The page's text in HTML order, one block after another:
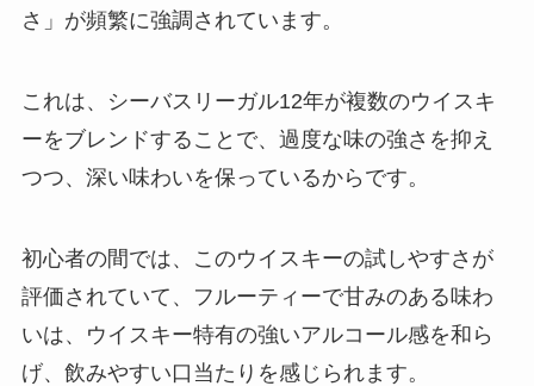
さ」が頻繁に強調されています。
これは、シーバスリーガル12年が複数のウイスキ
ーをブレンドすることで、過度な味の強さを抑え
つつ、深い味わいを保っているからです。
初心者の間では、このウイスキーの試しやすさが
評価されていて、フルーティーで甘みのある味わ
いは、ウイスキー特有の強いアルコール感を和ら
げ、飲みやすい口当たりを感じられます。